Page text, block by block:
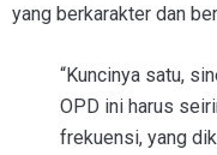
yang berkarakter dan
“Kuncinya satu,
OPD ini harus
frekuensi, yang